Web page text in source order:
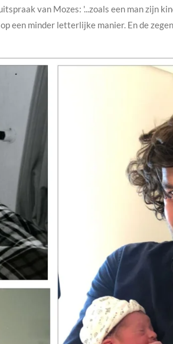
van Mozes: '...zoals een man zijn
een minder letterlijke manier. En de